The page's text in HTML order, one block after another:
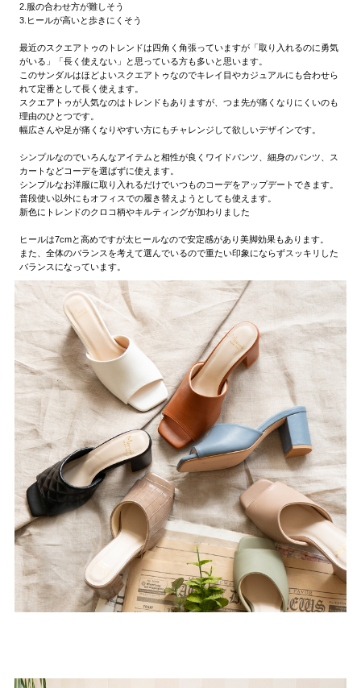
¥499以下 ¥500～¥999以下
¥1,000～¥1,999以下
¥3,000～¥3,999以下
その他
新規会員登録
ご利用ガイド
よくあるご質問
靴の用語集
サイズの測り方
お問い合わせ
プライバシーポリシー
特定商取引法
2.服の合わせ方が難しそう
3.ヒールが高いと歩きにくそう
最近のスクエアトゥのトレンドは四角く角張っていますが「取り入れるのに勇気
がいる」「長く使えない」と思っている方も多いと思います。
このサンダルはほどよいスクエアトゥなのでキレイ目やカジュアルにも合わせら
れて定番として長く使えます。
スクエアトゥが人気なのはトレンドもありますが、つま先が痛くなりにくいのも
理由のひとつです。
幅広さんや足が痛くなりやすい方にもチャレンジして欲しいデザインです。
シンプルなのでいろんなアイテムと相性が良くワイドパンツ、細身のパンツ、ス
カートなどコーデを選ばずに使えます。
シンプルなお洋服に取り入れるだけでいつものコーデをアップデートできます。
普段使い以外にもオフィスでの履き替えようとしても使えます。
新色にトレンドのクロコ柄やキルティングが加わりました
ヒールは7cmと高めですが太ヒールなので安定感があり美脚効果もあります。
また、全体のバランスを考えて選んでいるので重たい印象にならずスッキリした
バランスになっています。